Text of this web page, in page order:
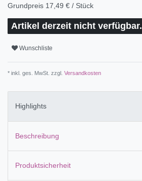
Grundpreis 17,49 € / Stück
Artikel derzeit nicht verfügbar.
Wunschliste
* inkl. ges. MwSt. zzgl. Versandkosten
Highlights
Beschreibung
Produktsicherheit